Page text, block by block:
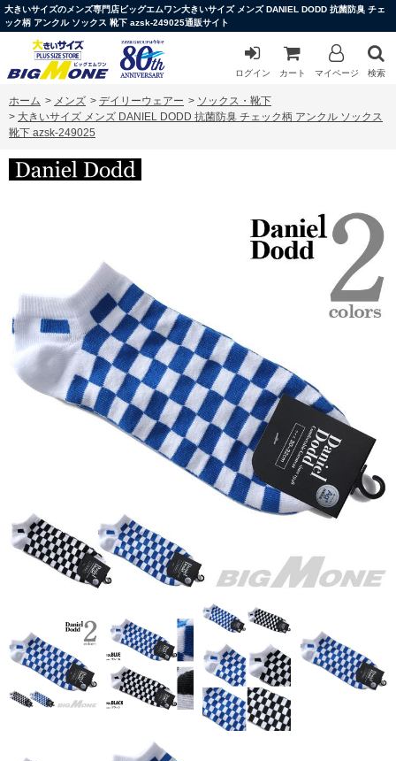
大きいサイズのメンズ専門店ビッグエムワン大きいサイズ メンズ DANIEL DODD 抗菌防臭 チェ
ック柄 アンクル ソックス 靴下 azsk-249025通販サイト
ログイン カート マイページ 検索
ホーム > メンズ > デイリーウェアー > ソックス・靴下
> 大きいサイズ メンズ DANIEL DODD 抗菌防臭 チェック柄 アンクル ソックス
靴下 azsk-249025